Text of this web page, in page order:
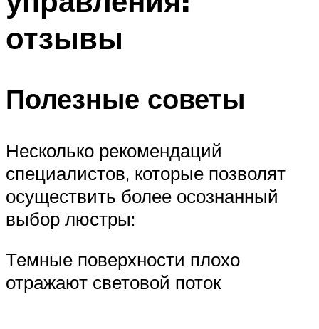
отзывы
Полезные советы
Несколько рекомендаций
специалистов, которые позволят
осуществить более осознанный
выбор люстры:
Темные поверхности плохо
отражают световой поток